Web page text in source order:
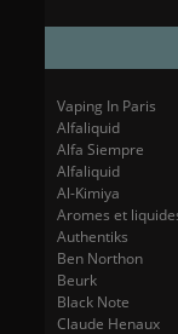
Vaping In Paris
Alfaliquid
Alfa Siempre
Alfaliquid
Al-Kimiya
Aromes et
Authentiks
Ben Northon
Beurk
Black Note
Claude Henaux